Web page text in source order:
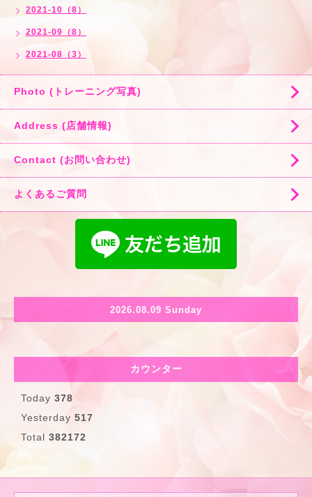
2021-10（8）
2021-09（8）
2021-08（3）
Photo (トレーニング写真)
Address (店舗情報)
Contact (お問い合わせ)
よくあるご質問
2026.08.09 Sunday
カウンター
Today 378
Yesterday 517
Total 382172